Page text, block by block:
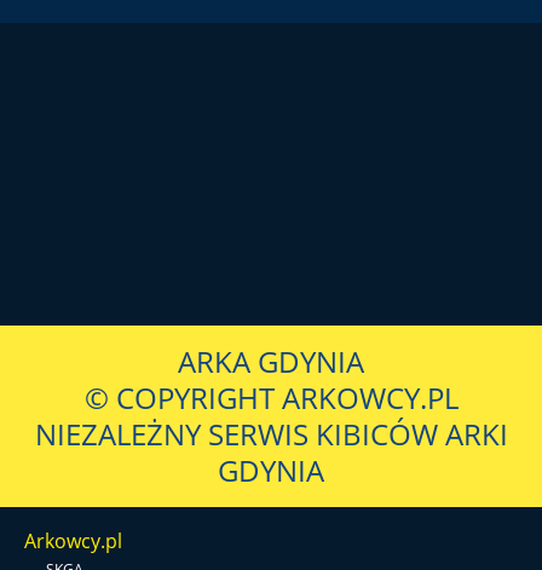
ARKA GDYNIA
© COPYRIGHT ARKOWCY.PL
NIEZALEŻNY SERWIS KIBICÓW ARKI
GDYNIA
Arkowcy.pl